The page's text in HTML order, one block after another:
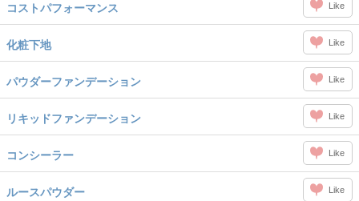
コストパフォーマンス Like
化粧下地 Like
パウダーファンデーション Like
リキッドファンデーション Like
コンシーラー Like
ルースパウダー Like